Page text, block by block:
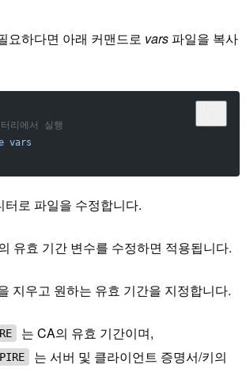
요하다면 아래 커맨드로 vars 파일을 복사
리에서 실행
vars
터로 파일을 수정합니다.
유효 기간 변수를 수정하면 적용됩니다.
지우고 원하는 유효 기간을 지정합니다.
는 CA의 유효 기간이며,
는 서버 및 클라이언트 증명서/키의